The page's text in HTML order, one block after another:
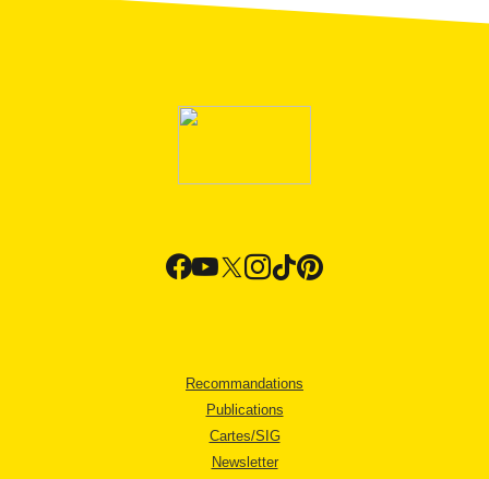
Recommandations
Publications
Cartes/SIG
Newsletter